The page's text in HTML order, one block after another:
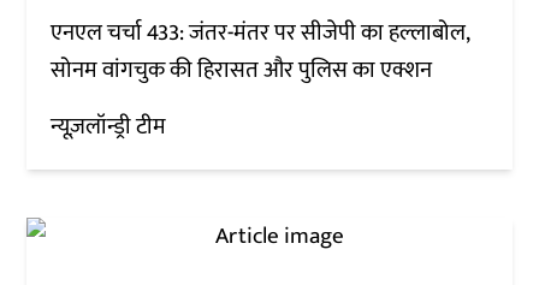
एनएल चर्चा 433: जंतर-मंतर पर सीजेपी का हल्लाबोल,
सोनम वांगचुक की हिरासत और पुलिस का एक्शन
न्यूज़लॉन्ड्री टीम